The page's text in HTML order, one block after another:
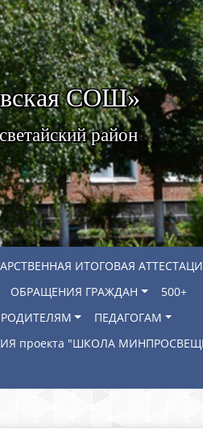
СОШ»
район
ИТОГОВАЯ
ОБРАЩЕНИЯ ГРАЖДАН
500+
РОДИТЕЛЯМ
ПЕДАГОГАМ
проекта "ШКОЛА